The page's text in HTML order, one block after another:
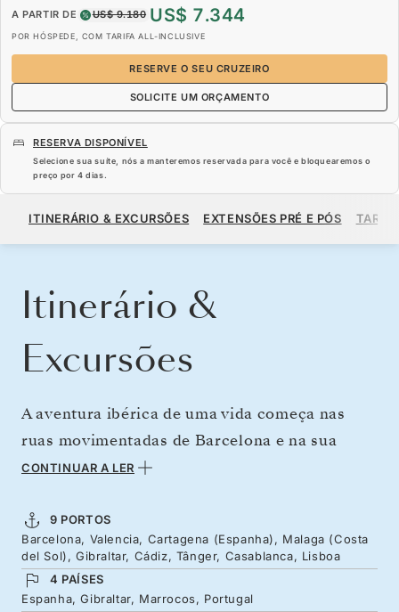
A PARTIR DE US$ 9.180 US$ 7.344
POR HÓSPEDE, COM TARIFA ALL-INCLUSIVE
RESERVE O SEU CRUZEIRO
SOLICITE UM ORÇAMENTO
RESERVA DISPONÍVEL
Selecione sua suíte, nós a manteremos reservada para você e bloquearemos o
preço por 4 dias.
A PARTIR DE US$ 7.344
ITINERÁRIO & EXCURSÕES EXTENSÕES PRÉ E PÓS
Itinerário &
Excursões
A aventura ibérica de uma vida começa nas
ruas movimentadas de Barcelona e na sua
arquitetura peculiar; saboreie uma paella em
mouriscas de Cartagena a Andaluzia. Gibraltar
também tem um toque britânico, seguindo-se
as ruas antigas da cidade de Cádis. As medinas
coloridas de Tânger e Casablanca, em
CONTINUAR A LER
9 PORTOS
Barcelona, Valencia, Cartagena (Espanha), Malaga (Costa
del Sol), Gibraltar, Cádiz, Tânger, Casablanca, Lisboa
4 PAÍSES
Espanha, Gibraltar, Marrocos, Portugal